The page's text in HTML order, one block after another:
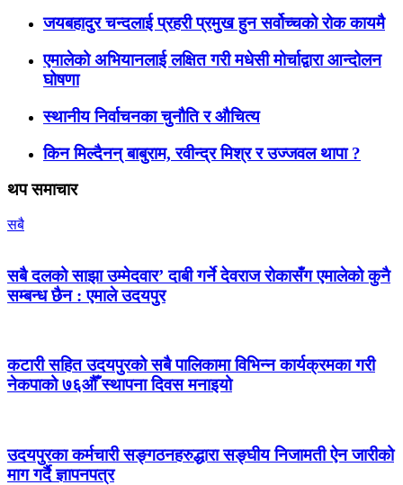
जयबहादुर चन्दलाई प्रहरी प्रमुख हुन सर्वोच्चको रोक कायमै
एमालेको अभियानलाई लक्षित गरी मधेसी मोर्चाद्वारा आन्दोलन
घोषणा
स्थानीय निर्वाचनका चुनौति र औचित्य
किन मिल्दैनन् बाबुराम, रवीन्द्र मिश्र र उज्जवल थापा ?
थप समाचार
सबै
सबै दलको साझा उम्मेदवार’ दाबी गर्ने देवराज रोकासँग एमालेको कुनै
सम्बन्ध छैन : एमाले उदयपुर
कटारी सहित उदयपुरको सबै पालिकामा विभिन्न कार्यक्रमका गरी
नेकपाको ७६औँ स्थापना दिवस मनाइयो
उदयपुरका कर्मचारी सङ्गठनहरुद्धारा सङ्घीय निजामती ऐन जारीको
माग गर्दै ज्ञापनपत्र